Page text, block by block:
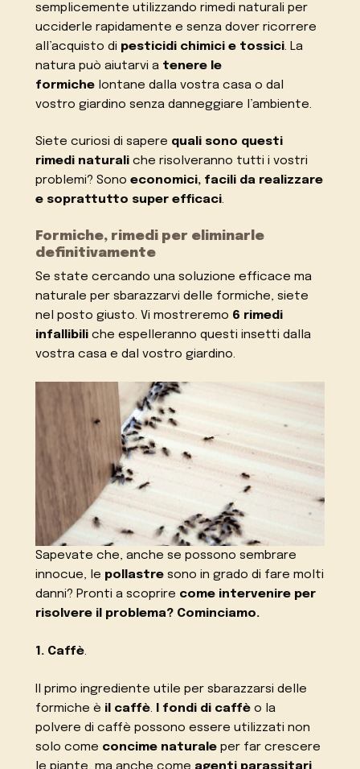
semplicemente utilizzando rimedi naturali per
ucciderle rapidamente e senza dover ricorrere
all’acquisto di pesticidi chimici e tossici. La
natura può aiutarvi a tenere le
formiche lontane dalla vostra casa o dal
vostro giardino senza danneggiare l’ambiente.
Siete curiosi di sapere quali sono questi
rimedi naturali che risolveranno tutti i vostri
problemi? Sonoeconomici, facili da realizzare
e soprattutto super efficaci.
Formiche, rimedi per eliminarle
definitivamente
Se state cercando una soluzione efficace ma
naturale per sbarazzarvi delle formiche, siete
nel posto giusto. Vi mostreremo 6 rimedi
infallibili che espelleranno questi insetti dalla
vostra casa e dal vostro giardino.
Sapevate che, anche se possono sembrare
innocue, le pollastre sono in grado di fare molti
danni? Pronti a scoprire come intervenire per
risolvere il problema? Cominciamo.
1. Caffè.
Il primo ingrediente utile per sbarazzarsi delle
formiche è il caffè. I fondi di caffè o la
polvere di caffè possono essere utilizzati non
solo come concime naturale per far crescere